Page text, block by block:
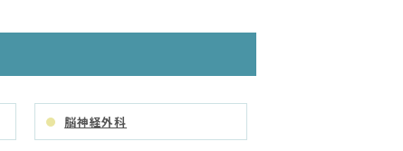
脳神経外科